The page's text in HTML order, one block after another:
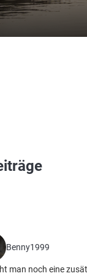
Benny1999
man noch eine